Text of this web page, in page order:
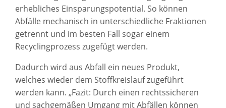
erhebliches Einsparungspotential. So können
Abfälle mechanisch in unterschiedliche Fraktionen
getrennt und im besten Fall sogar einem
Recyclingprozess zugefügt werden.
Dadurch wird aus Abfall ein neues Produkt,
welches wieder dem Stoffkreislauf zugeführt
werden kann. „Fazit: Durch einen rechtssicheren
und sachgemäßen Umgang mit Abfällen können